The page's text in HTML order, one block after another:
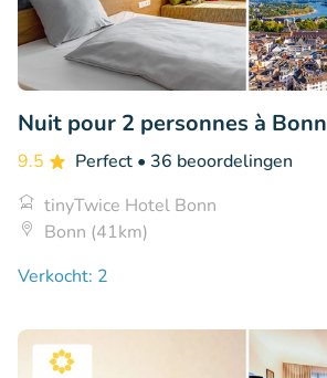
Nuit pour 2 personnes à Bonn
9.5 Perfect • 36 beoordelingen
tinyTwice Hotel Bonn
Bonn (41km)
Verkocht: 2